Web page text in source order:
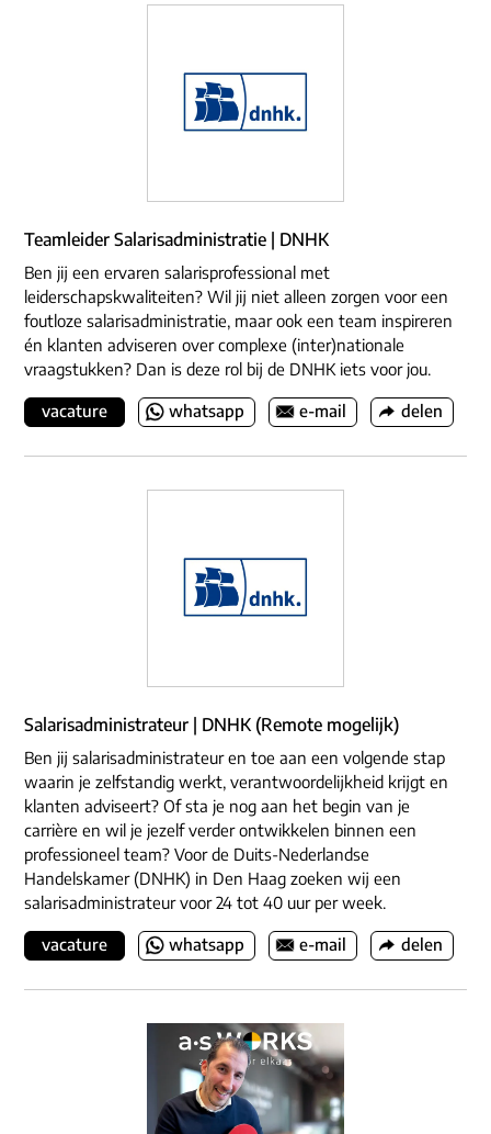
Teamleider Salarisadministratie | DNHK
Ben jij een ervaren salarisprofessional met
leiderschapskwaliteiten? Wil jij niet alleen zorgen voor een
foutloze salarisadministratie, maar ook een team inspireren
én klanten adviseren over complexe (inter)nationale
vraagstukken? Dan is deze rol bij de DNHK iets voor jou.
vacature whatsapp e-mail delen
Salarisadministrateur | DNHK (Remote mogelijk)
Ben jij salarisadministrateur en toe aan een volgende stap
waarin je zelfstandig werkt, verantwoordelijkheid krijgt en
klanten adviseert? Of sta je nog aan het begin van je
carrière en wil je jezelf verder ontwikkelen binnen een
professioneel team? Voor de Duits-Nederlandse
Handelskamer (DNHK) in Den Haag zoeken wij een
salarisadministrateur voor 24 tot 40 uur per week.
vacature whatsapp e-mail delen